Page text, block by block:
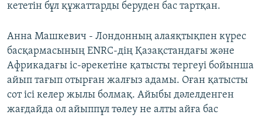
кететін бұл құжаттарды беруден бас тартқан.
Анна Машкевич - Лондонның алаяқтықпен күрес
басқармасының ENRC-дің Қазақстандағы және
Африкадағы іс-әрекетіне қатысты тергеуі бойынша
айып тағып отырған жалғыз адамы. Оған қатысты
сот ісі келер жылы болмақ. Айыбы дәлелденген
жағдайда ол айыппұл төлеу не алты айға бас